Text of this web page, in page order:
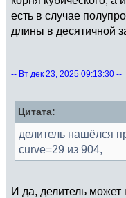
есть в случае
длины в десятичной
-- Вт дек 23, 2025 09:13:30 --
Цитата:
делитель нашёлся
curve=29 из 904,
И да, делитель может